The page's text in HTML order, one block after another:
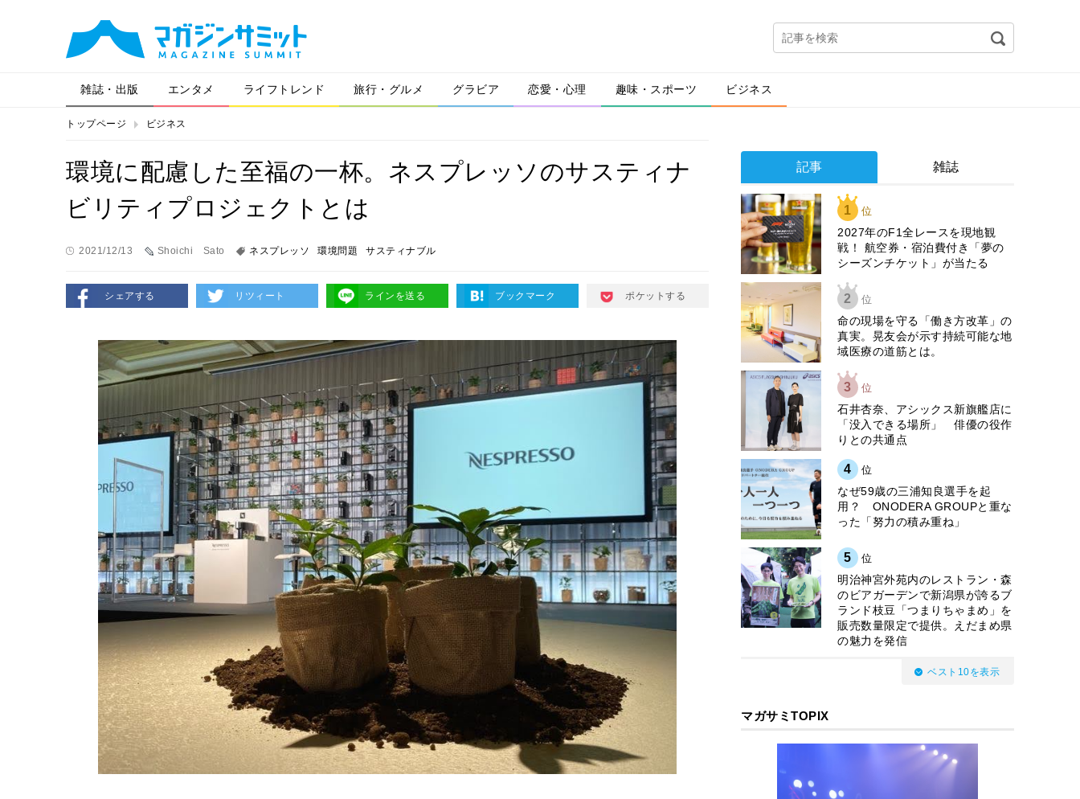
雑誌・出版 エンタメ ライフトレンド 旅行・グルメ グラビア 恋愛・心理 趣味・スポーツ ビジネス
トップページ ビジネス
環境に配慮した至福の一杯。ネスプレッソのサスティナ
ビリティプロジェクトとは
2021/12/13 Shoichi Sato ネスプレッソ 環境問題 サスティナブル
シェアする リツィート ラインを送る ブックマーク ポケットする
記事 雑誌
1 位
2027年のF1全レースを現地観
戦！ 航空券・宿泊費付き「夢の
シーズンチケット」が当たる
2 位
​命の現場を守る「働き方改革」の
真実。晃友会が示す持続可能な地
域医療の道筋とは。
3 位
石井杏奈、アシックス新旗艦店に
「没入できる場所」 俳優の役作
りとの共通点
4 位
なぜ59歳の三浦知良選手を起
用？ ONODERA GROUPと重な
った「努力の積み重ね」
5 位
明治神宮外苑内のレストラン・森
のビアガーデンで新潟県が誇るブ
ランド枝豆「つまりちゃまめ」を
販売数量限定で提供。えだまめ県
の魅力を発信
ベスト10を表示
マガサミTOPIX